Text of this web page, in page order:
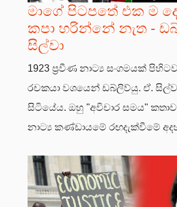
මාගේ පිටපතේ එක ම
කපා හරින්නේ නැත -
සිල්වා
1923 ප්‍රවීණ නාට්‍ය සංගමයක්
රචකයා වශයෙන් ඩබ්ලිව්යු. ඒ.
සිටියේය. ඔහු "අවිචාර සමය"
නාට්‍ය කණ්ඩායමේ රඟදැක්වීමේ